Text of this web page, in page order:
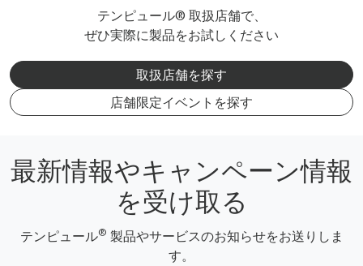
テンピュール® 取扱店舗で、
ぜひ実際に製品をお試しください
取扱店舗を探す
店舗限定イベントを探す
最新情報やキャンペーン情報
を受け取る
テンピュール® 製品やサービスのお知らせをお送りしま
す。